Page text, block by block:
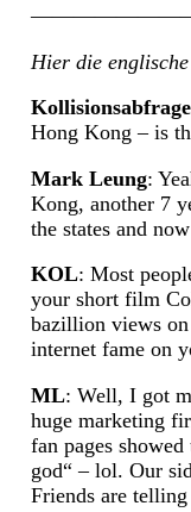
Hier die
Kollisionsabfrage
Hong Kong – is
Mark Leung:
Kong, another 7
the states and
KOL: Most
your short film
bazillion views
internet fame on
ML: Well, I got
huge marketing
fan pages
god“ – lol. Our
Friends are